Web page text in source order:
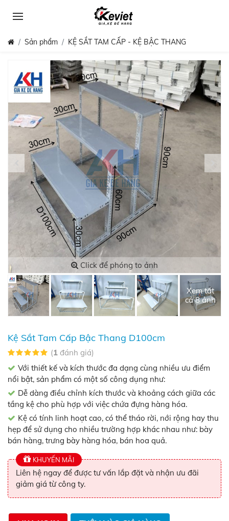
Sản phẩm KỆ SẮT TAM CẤP - KỆ BẬC THANG
Click để phóng to ảnh
Xem tất
cả 8 ảnh
Kệ Sắt Tam Cấp Bậc Thang D100cm
(1 đánh giá)
Với thiết kế và kích thước đa dạng cùng nhiều ưu điểm
nổi bật, sản phẩm có một số công dụng như:
Dễ dàng điều chỉnh kích thước và khoảng cách giữa các
tầng kệ cho phù hợp với việc chứa đựng hàng hóa.
Kệ có tính linh hoạt cao, có thể tháo rời, nới rộng hay thu
hẹp để sử dụng cho nhiều trường hợp khác nhau như: bày
bán hàng, trưng bày hàng hóa, bán hoa quả.
KHUYẾN MÃI
Liên hệ ngay để được tư vấn lắp đặt và nhận ưu đãi
giảm giá từ công ty.